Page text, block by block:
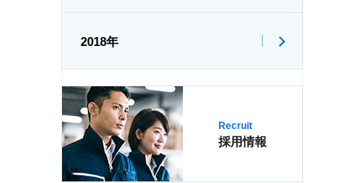
2018年
Recruit
採用情報